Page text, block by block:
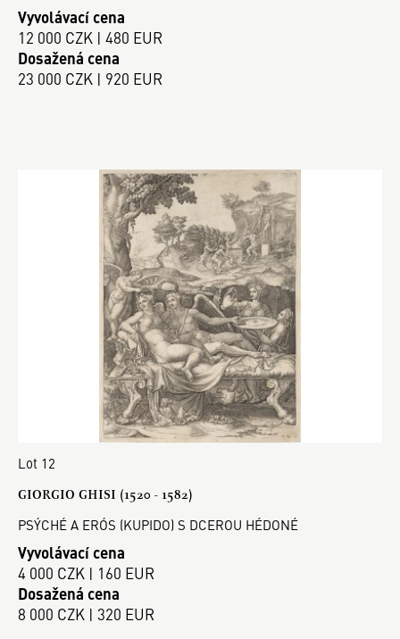
Vyvolávací cena
12 000 CZK | 480 EUR
Dosažená cena
23 000 CZK | 920 EUR
Lot 12
GIORGIO GHISI (1520 - 1582)
PSÝCHÉ A ERÓS (KUPIDO) S DCEROU HÉDONÉ
Vyvolávací cena
4 000 CZK | 160 EUR
Dosažená cena
8 000 CZK | 320 EUR